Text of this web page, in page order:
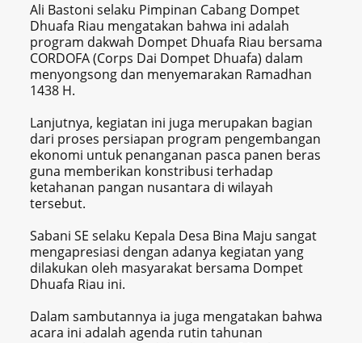
Ali Bastoni selaku Pimpinan Cabang Dompet
Dhuafa Riau mengatakan bahwa ini adalah
program dakwah Dompet Dhuafa Riau bersama
CORDOFA (Corps Dai Dompet Dhuafa) dalam
menyongsong dan menyemarakan Ramadhan
1438 H.
Lanjutnya, kegiatan ini juga merupakan bagian
dari proses persiapan program pengembangan
ekonomi untuk penanganan pasca panen beras
guna memberikan konstribusi terhadap
ketahanan pangan nusantara di wilayah
tersebut.
Sabani SE selaku Kepala Desa Bina Maju sangat
mengapresiasi dengan adanya kegiatan yang
dilakukan oleh masyarakat bersama Dompet
Dhuafa Riau ini.
Dalam sambutannya ia juga mengatakan bahwa
acara ini adalah agenda rutin tahunan